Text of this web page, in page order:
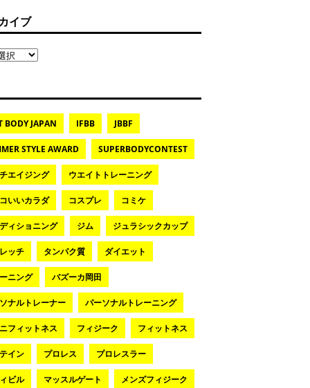
イブ
BODY JAPAN IFBB JBBF
STYLE AWARD SUPERBODYCONTEST
エイジング ウエイトトレーニング
いいカラダ コスプレ コミケ
ィショニング ジム ジュラシックカップ
ッチ タンパク質 ダイエット
ニング バズーカ岡田
ナルトレーナー パーソナルトレーニング
フィットネス フィジーク フィットネス
イン プロレス プロレスラー
ビル マッスルゲート メンズフィジーク